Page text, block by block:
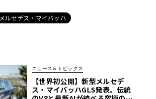
メルセデス・マイバッハ
ニュース＆トピックス
【世界初公開】新型メルセデ
ス・マイバッハGLS発表。伝統